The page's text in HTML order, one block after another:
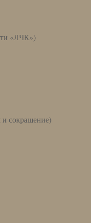
«ЛЧК»)
и сокращение)